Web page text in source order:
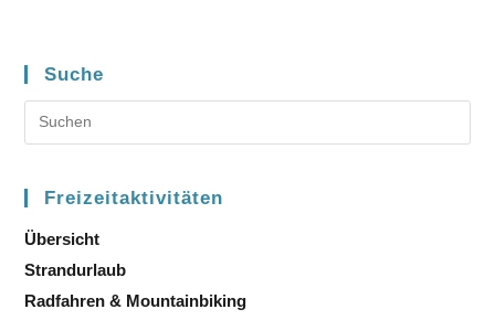
Suche
Freizeitaktivitäten
Übersicht
Strandurlaub
Radfahren & Mountainbiking